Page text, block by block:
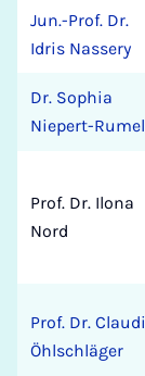
Jun.-Prof. Dr.
Idris Nassery
Dr. Sophia
Niepert-Rumel
Prof. Dr. Ilona
Nord
Prof. Dr.
Öhlschläger